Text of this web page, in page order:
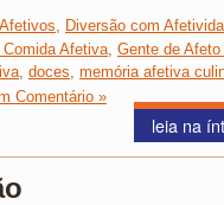
Diversão com
Afetiva, Gente de Afeto
, doces, memória afetiva
Comentário »
leia na